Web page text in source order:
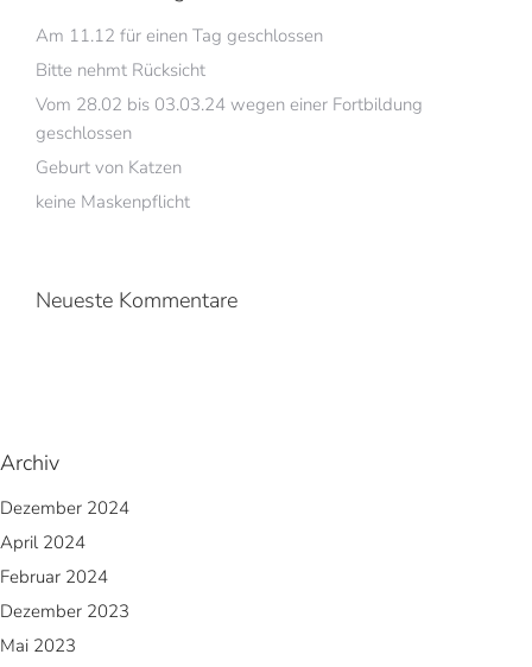
Am 11.12 für einen Tag geschlossen
Bitte nehmt Rücksicht
Vom 28.02 bis 03.03.24 wegen einer Fortbildung
geschlossen
Geburt von Katzen
keine Maskenpflicht
Neueste Kommentare
Archiv
Dezember 2024
April 2024
Februar 2024
Dezember 2023
Mai 2023